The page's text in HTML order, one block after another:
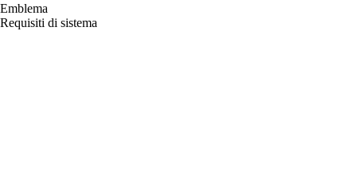
Emblema
Requisiti di sistema